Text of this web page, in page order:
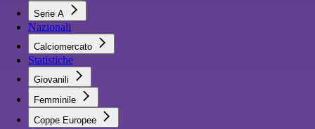
Serie A
Nazionali
Calciomercato
Statistiche
Giovanili
Femminile
Coppe Europee